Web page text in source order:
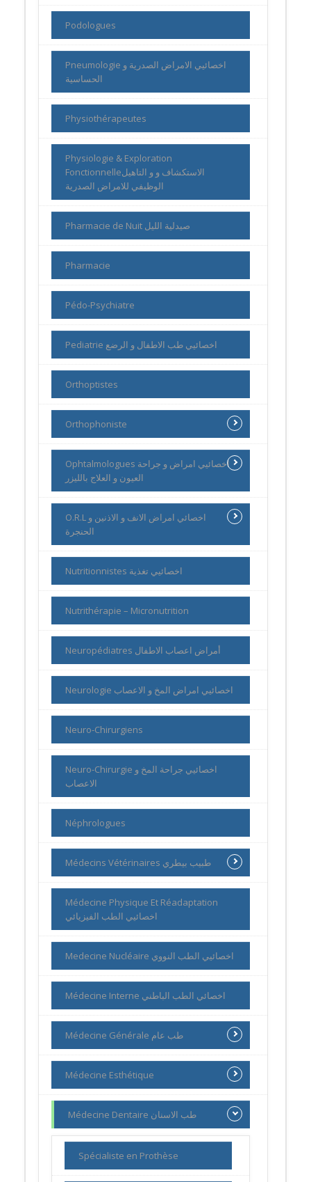
Podologues
Pneumologie اخصائيي الامراض الصدرية و
الحساسية
Physiothérapeutes
Physiologie & Exploration
Fonctionnelleالاستكشاف و و التاهيل
الوظيفي للامراض الصدرية
Pharmacie de Nuit صيدلية الليل
Pharmacie
Pédo-Psychiatre
Pediatrie اخصائيي طب الاطفال و الرضع
Orthoptistes
Orthophoniste
Ophtalmologues اخصائيي امراض و جراحة
العيون و العلاج بالليزر
O.R.L اخصائي امراض الانف و الاذنين و
الحنجرة
Nutritionnistes اخصائيي تغذية
Nutrithérapie – Micronutrition
Neuropédiatres أمراض اعصاب الاطفال
Neurologie اخصائيي امراض المخ و الاعصاب
Neuro-Chirurgiens
Neuro-Chirurgie اخصائيي جراحة المخ و
الاعصاب
Néphrologues
Médecins Vétérinaires طبيب بيطري
Médecine Physique Et Réadaptation
اخصائيي الطب الفيزيائي
Medecine Nucléaire اخصائيي الطب النووي
Médecine Interne اخصائي الطب الباطني
Médecine Générale طب عام
Médecine Esthétique
Médecine Dentaire طب الاسنان
Spécialiste en Prothèse